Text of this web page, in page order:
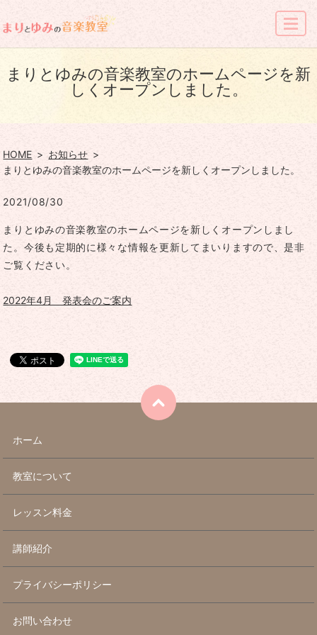
MENU
まりとゆみの音楽教室のホームページを新
しくオープンしました。
HOME
お知らせ
まりとゆみの音楽教室のホームページを新しくオープンしました。
2021/08/30
まりとゆみの音楽教室のホームページを新しくオープンしまし
た。今後も定期的に様々な情報を更新してまいりますので、是非
ご覧ください。
2022年4月 発表会のご案内
ホーム
教室について
レッスン料金
講師紹介
プライバシーポリシー
お問い合わせ